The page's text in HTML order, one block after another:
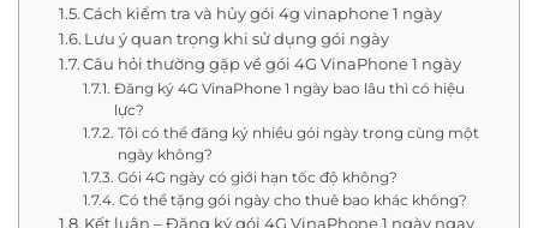
Cách kiểm tra và hủy gói 4g vinaphone 1 ngày
Lưu ý quan trọng khi sử dụng gói ngày
Câu hỏi thường gặp về gói 4G VinaPhone 1 ngày
Đăng ký 4G VinaPhone 1 ngày bao lâu thì có hiệu
lực?
Tôi có thể đăng ký nhiều gói ngày trong cùng một
ngày không?
Gói 4G ngày có giới hạn tốc độ không?
Có thể tặng gói ngày cho thuê bao khác không?
Kết luận – Đăng ký gói 4G VinaPhone 1 ngày ngay